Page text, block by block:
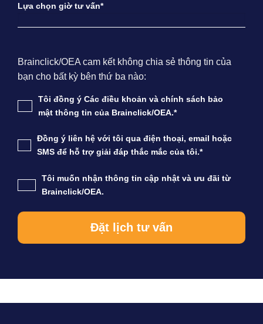
Lựa chọn giờ tư vấn*
Brainclick/OEA cam kết không chia sẻ thông tin của
bạn cho bất kỳ bên thứ ba nào:
Tôi đồng ý Các điều khoản và chính sách bảo
mật thông tin của Brainclick/OEA.*
Đồng ý liên hệ với tôi qua điện thoại, email hoặc
SMS để hỗ trợ giải đáp thắc mắc của tôi.*
Tôi muốn nhận thông tin cập nhật và ưu đãi từ
Brainclick/OEA.